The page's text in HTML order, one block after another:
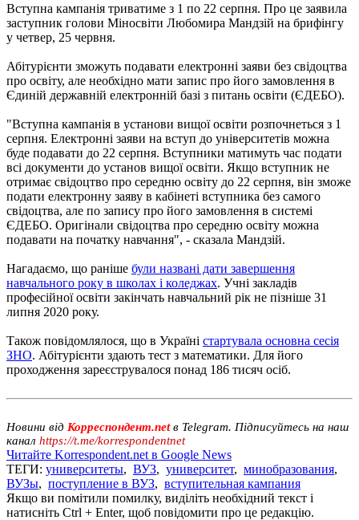
Вступна кампанія триватиме з 1 по 22 серпня. Про це заявила
заступник голови Міносвіти Любомира Мандзій на брифінгу
у четвер, 25 червня.
Абітурієнти зможуть подавати електронні заяви без свідоцтва
про освіту, але необхідно мати запис про його замовлення в
Єдиній державній електронній базі з питань освіти (ЄДЕБО).
"Вступна кампанія в установи вищої освіти розпочнеться з 1
серпня. Електронні заяви на вступ до університетів можна
буде подавати до 22 серпня. Вступники матимуть час подати
всі документи до установ вищої освіти. Якщо вступник не
отримає свідоцтво про середню освіту до 22 серпня, він зможе
подати електронну заяву в кабінеті вступника без самого
свідоцтва, але по запису про його замовлення в системі
ЄДЕБО. Оригінали свідоцтва про середню освіту можна
подавати на початку навчання", - сказала Мандзій.
Нагадаємо, що раніше були названі дати завершення
навчального року в школах і коледжах. Учні закладів
професійної освіти закінчать навчальний рік не пізніше 31
липня 2020 року.
Також повідомлялося, що в Україні стартувала основна сесія
ЗНО. Абітурієнти здають тест з математики. Для його
проходження зареєструвалося понад 186 тисяч осіб.
Новини від Корреспондент.netв Telegram. Підписуйтесь на наш
канал https://t.me/korrespondentnet
Читайте Korrespondent.net в Google News
ТЕГИ: университеты, ВУЗ, университет, минобразования,
ВУЗы, поступление в ВУЗ, вступительная кампания
Якщо ви помітили помилку, виділіть необхідний текст і
натисніть Ctrl + Enter, щоб повідомити про це редакцію.